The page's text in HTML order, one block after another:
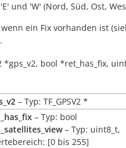
und 'W' (Nord, Süd, Ost,
ein Fix vorhanden ist
*gps_v2, bool *ret_has_fix,
– Typ: TF_GPSV2 *
– Typ: bool
– Typ: uint8_t,
[0 bis 255]